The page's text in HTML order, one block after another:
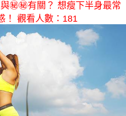
㊙㊙有關？ 想瘦下半身最常
！ 觀看人數：181